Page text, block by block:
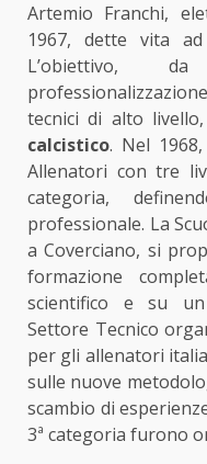
Artemio Franchi,
1967, dette vita
L’obiettivo,
tecnici di alto
calcistico. Nel
Allenatori con tre
categoria,
professionale. La
a Coverciano, si
formazione
scientifico e su
Settore Tecnico
per gli allenatori
sulle nuove
scambio di
3ª categoria furono